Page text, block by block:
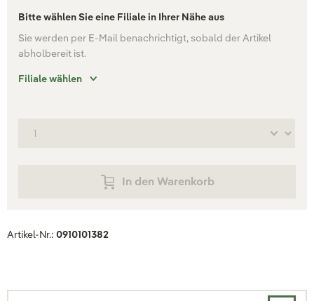
Bitte wählen Sie eine Filiale in Ihrer Nähe aus
Sie werden per E-Mail benachrichtigt, sobald der Artikel
abholbereit ist.
Filiale wählen
In den Warenkorb
Artikel-Nr.: 0910101382